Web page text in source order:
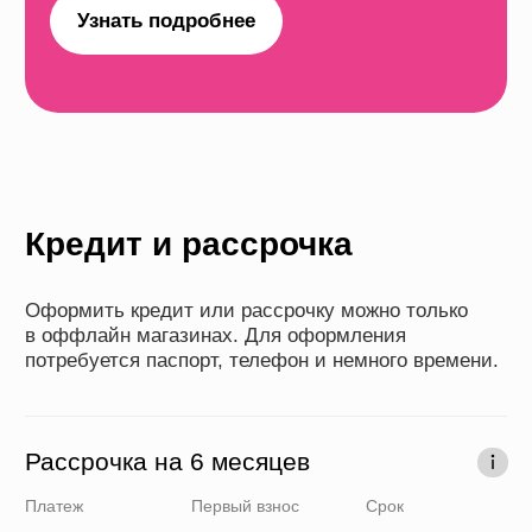
Срок
Первый взнос
Платеж
24 месяцев
0 ₽
от 1041 ₽
Кредит до 36 месяцев